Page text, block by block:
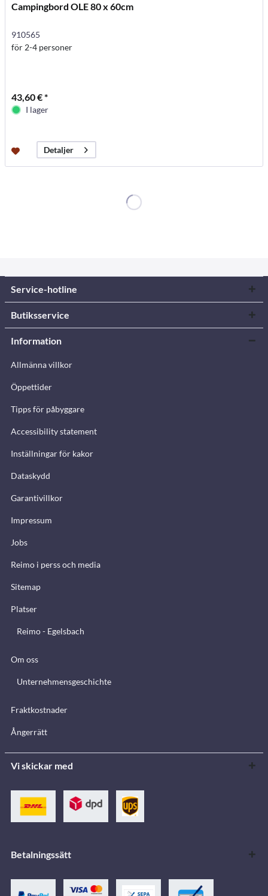
Campingbord OLE 80 x 60cm
910565
för 2-4 personer
43,60 € *
I lager
Detaljer
Service-hotline
Butiksservice
Information
Allmänna villkor
Öppettider
Tipps för påbyggare
Accessibility statement
Inställningar för kakor
Dataskydd
Garantivillkor
Impressum
Jobs
Reimo i perss och media
Sitemap
Platser
Reimo - Egelsbach
Om oss
Unternehmensgeschichte
Fraktkostnader
Ångerrätt
Vi skickar med
Betalningssätt